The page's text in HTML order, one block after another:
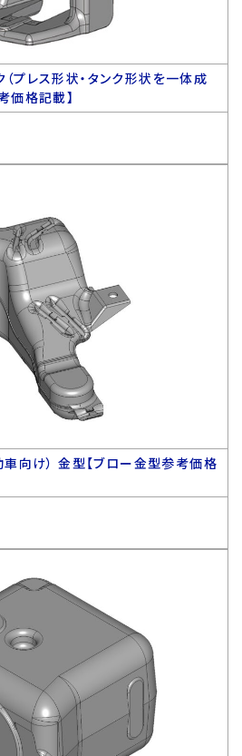
プレス形状・タンク形状を一体成
価格記載】
車向け） 金型【ブロー金型参考価格